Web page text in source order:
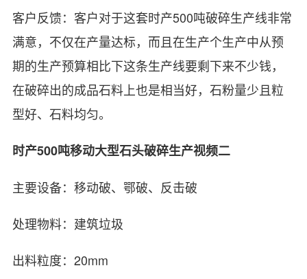
客户反馈：客户对于这套时产500吨破碎生产线非常
满意，不仅在产量达标，而且在生产个生产中从预
期的生产预算相比下这条生产线要剩下来不少钱，
在破碎出的成品石料上也是相当好，石粉量少且粒
型好、石料均匀。
时产500吨移动大型石头破碎生产视频二
主要设备：移动破、鄂破、反击破
处理物料：建筑垃圾
出料粒度：20mm